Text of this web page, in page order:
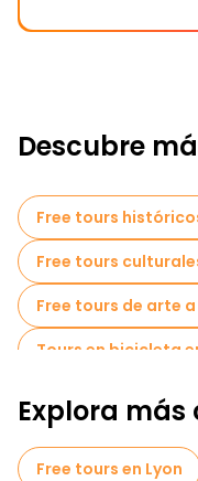
Descubre
Free tours
Free tours
Free tours de arte
Tours en bicicleta
Explora más
Free tours en Lyon